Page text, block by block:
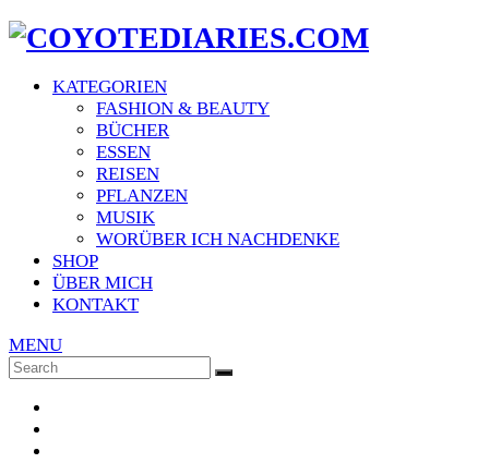
KATEGORIEN
FASHION & BEAUTY
BÜCHER
ESSEN
REISEN
PFLANZEN
MUSIK
WORÜBER ICH NACHDENKE
SHOP
ÜBER MICH
KONTAKT
MENU
Search
SEARCH